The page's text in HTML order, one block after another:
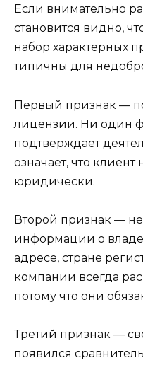
Если внимательно
становится видно,
набор характерных
типичны для
Первый признак —
лицензии. Ни один
подтверждает
означает, что
юридически.
Второй признак —
информации о
адресе, стране
компании всегда
потому что они
Третий признак —
появился